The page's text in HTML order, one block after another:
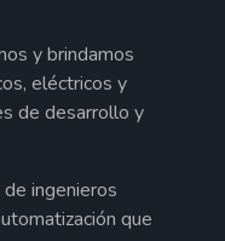
y brindamos
eléctricos y
de desarrollo y
ingenieros
que